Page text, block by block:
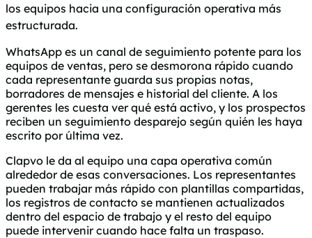
los equipos hacia una configuración operativa más
estructurada.
WhatsApp es un canal de seguimiento potente para los
equipos de ventas, pero se desmorona rápido cuando
cada representante guarda sus propias notas,
borradores de mensajes e historial del cliente. A los
gerentes les cuesta ver qué está activo, y los prospectos
reciben un seguimiento desparejo según quién les haya
escrito por última vez.
Clapvo le da al equipo una capa operativa común
alrededor de esas conversaciones. Los representantes
pueden trabajar más rápido con plantillas compartidas,
los registros de contacto se mantienen actualizados
dentro del espacio de trabajo y el resto del equipo
puede intervenir cuando hace falta un traspaso.